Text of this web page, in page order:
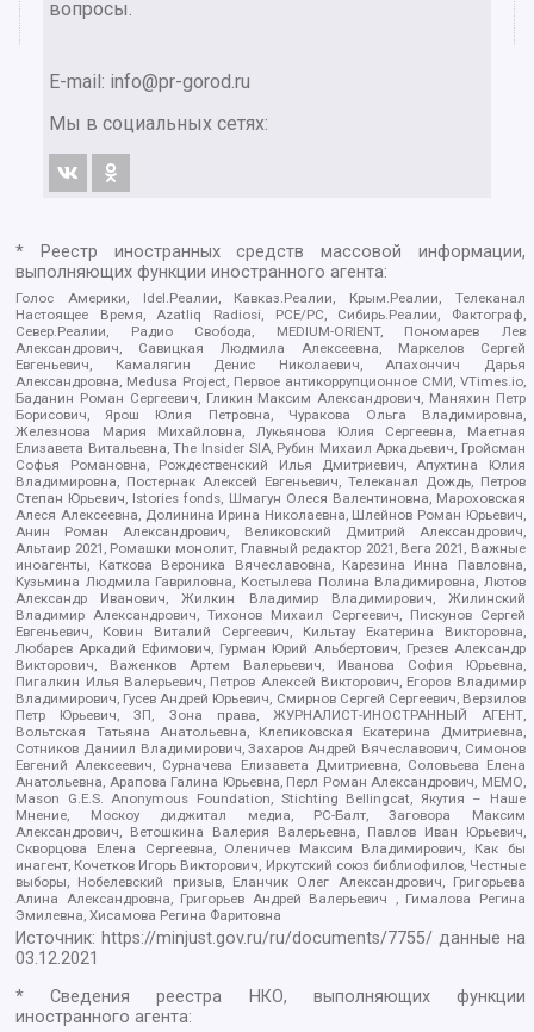
вопросы.
E-mail: info@pr-gorod.ru
Мы в социальных сетях:
* Реестр иностранных средств массовой информации,
выполняющих функции иностранного агента:
Голос Америки, Idel.Реалии, Кавказ.Реалии, Крым.Реалии, Телеканал
Настоящее Время, Azatliq Radiosi, PCE/PC, Сибирь.Реалии, Фактограф,
Север.Реалии, Радио Свобода, MEDIUM-ORIENT, Пономарев Лев
Александрович, Савицкая Людмила Алексеевна, Маркелов Сергей
Евгеньевич, Камалягин Денис Николаевич, Апахончич Дарья
Александровна, Medusa Project, Первое антикоррупционное СМИ, VTimes.io,
Баданин Роман Сергеевич, Гликин Максим Александрович, Маняхин Петр
Борисович, Ярош Юлия Петровна, Чуракова Ольга Владимировна,
Железнова Мария Михайловна, Лукьянова Юлия Сергеевна, Маетная
Елизавета Витальевна, The Insider SIA, Рубин Михаил Аркадьевич, Гройсман
Софья Романовна, Рождественский Илья Дмитриевич, Апухтина Юлия
Владимировна, Постернак Алексей Евгеньевич, Телеканал Дождь, Петров
Степан Юрьевич, Istories fonds, Шмагун Олеся Валентиновна, Мароховская
Алеся Алексеевна, Долинина Ирина Николаевна, Шлейнов Роман Юрьевич,
Анин Роман Александрович, Великовский Дмитрий Александрович,
Альтаир 2021, Ромашки монолит, Главный редактор 2021, Вега 2021, Важные
иноагенты, Каткова Вероника Вячеславовна, Карезина Инна Павловна,
Кузьмина Людмила Гавриловна, Костылева Полина Владимировна, Лютов
Александр Иванович, Жилкин Владимир Владимирович, Жилинский
Владимир Александрович, Тихонов Михаил Сергеевич, Пискунов Сергей
Евгеньевич, Ковин Виталий Сергеевич, Кильтау Екатерина Викторовна,
Любарев Аркадий Ефимович, Гурман Юрий Альбертович, Грезев Александр
Викторович, Важенков Артем Валерьевич, Иванова София Юрьевна,
Пигалкин Илья Валерьевич, Петров Алексей Викторович, Егоров Владимир
Владимирович, Гусев Андрей Юрьевич, Смирнов Сергей Сергеевич, Верзилов
Петр Юрьевич, ЗП, Зона права, ЖУРНАЛИСТ-ИНОСТРАННЫЙ АГЕНТ,
Вольтская Татьяна Анатольевна, Клепиковская Екатерина Дмитриевна,
Сотников Даниил Владимирович, Захаров Андрей Вячеславович, Симонов
Евгений Алексеевич, Сурначева Елизавета Дмитриевна, Соловьева Елена
Анатольевна, Арапова Галина Юрьевна, Перл Роман Александрович, МЕМО,
Mason G.E.S. Anonymous Foundation, Stichting Bellingcat, Якутия – Наше
Мнение, Москоу диджитал медиа, РС-Балт, Заговора Максим
Александрович, Ветошкина Валерия Валерьевна, Павлов Иван Юрьевич,
Скворцова Елена Сергеевна, Оленичев Максим Владимирович, Как бы
инагент, Кочетков Игорь Викторович, Иркутский союз библиофилов, Честные
выборы, Нобелевский призыв, Еланчик Олег Александрович, Григорьева
Алина Александровна, Григорьев Андрей Валерьевич , Гималова Регина
Эмилевна, Хисамова Регина Фаритовна
Источник: https://minjust.gov.ru/ru/documents/7755/ данные на
03.12.2021
* Сведения реестра НКО, выполняющих функции
иностранного агента: